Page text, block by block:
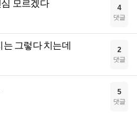
모르겠다 4
댓글
그렇다 치는데 2
댓글
5
댓글